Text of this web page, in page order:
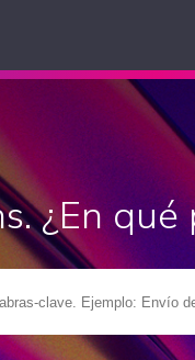
¿En